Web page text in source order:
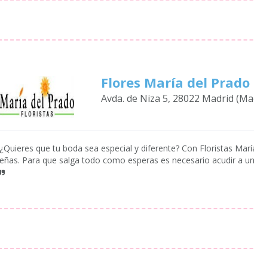
Flores María del Prado
Avda. de Niza 5, 28022 Madrid
¿Quieres que tu boda sea especial y diferente? Con Floristas
Para que salga todo como esperas es necesario acudir a